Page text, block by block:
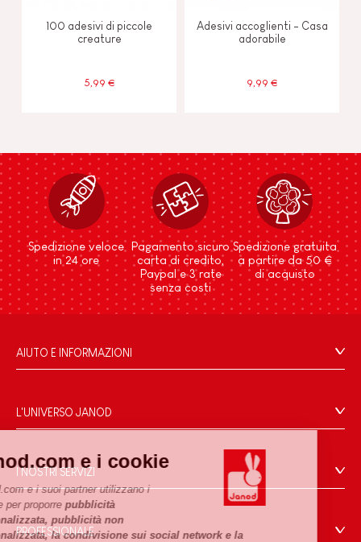
Janod.com e i cookie
Janod.com e i suoi partner utilizzano i
cookie per proporrepubblicità
personalizzata, pubblicità non
personalizzata, la condivisione sui social network e la
100 adesivi di piccole
creature
5,99 €
Adesivi accoglienti - Casa
adorabile
9,99 €
Spedizione veloce
in 24 ore
Pagamento sicuro
carta di credito,
Paypal e 3 rate
senza costi
Spedizione gratuita
a partire da 50 €
di acquisto
AIUTO E INFORMAZIONI
Domande Frequenti
Contatti
Negozi
Richiamo prodotti
Termini delle offerte
Dati personali
L'UNIVERSO JANOD
Le nostre attività
Impegni di RSI
Cos'è FSC®?
I NOSTRI SERVIZI
Pagamento
Acquista ora, paga dopo
PROFESSIONALE